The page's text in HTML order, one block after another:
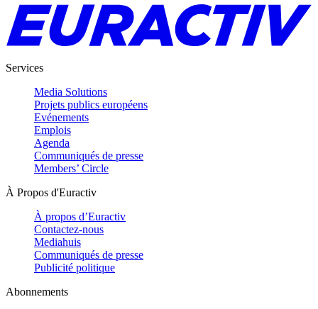
Services
Media Solutions
Projets publics européens
Evénements
Emplois
Agenda
Communiqués de presse
Members’ Circle
À Propos d'Euractiv
À propos d’Euractiv
Contactez-nous
Mediahuis
Communiqués de presse
Publicité politique
Abonnements